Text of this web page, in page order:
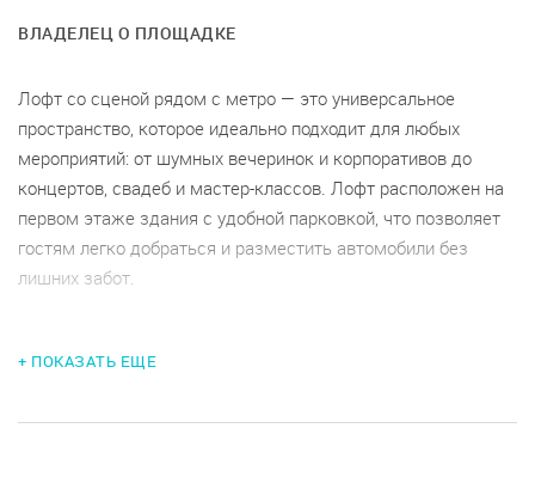
ВЛАДЕЛЕЦ О ПЛОЩАДКЕ
Лофт со сценой рядом с метро — это универсальное
пространство, которое идеально подходит для любых
мероприятий: от шумных вечеринок и корпоративов до
концертов, свадеб и мастер-классов. Лофт расположен на
первом этаже здания с удобной парковкой, что позволяет
гостям легко добраться и разместить автомобили без
лишних забот.
+ ПОКАЗАТЬ ЕЩЕ